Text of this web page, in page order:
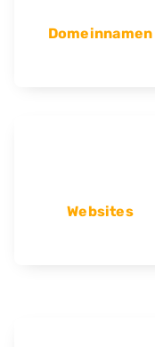
Domeinnamen
Websites